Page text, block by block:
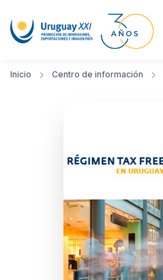
Inicio Centro de información